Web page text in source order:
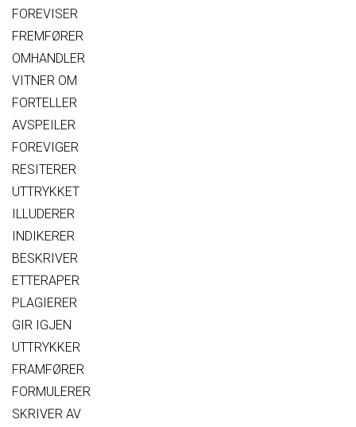
FOREVISER
FREMFØRER
OMHANDLER
VITNER OM
FORTELLER
AVSPEILER
FOREVIGER
RESITERER
UTTRYKKET
ILLUDERER
INDIKERER
BESKRIVER
ETTERAPER
PLAGIERER
GIR IGJEN
UTTRYKKER
FRAMFØRER
FORMULERER
SKRIVER AV